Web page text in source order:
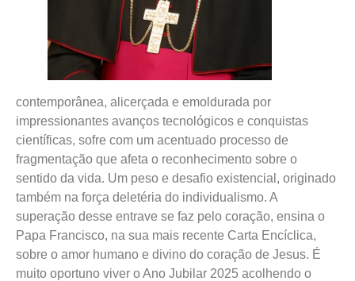
contemporânea, alicerçada e emoldurada por
impressionantes avanços tecnológicos e conquistas
científicas, sofre com um acentuado processo de
fragmentação que afeta o reconhecimento sobre o
sentido da vida. Um peso e desafio existencial, originado
também na força deletéria do individualismo. A
superação desse entrave se faz pelo coração, ensina o
Papa Francisco, na sua mais recente Carta Encíclica,
sobre o amor humano e divino do coração de Jesus. É
muito oportuno viver o Ano Jubilar 2025 acolhendo o